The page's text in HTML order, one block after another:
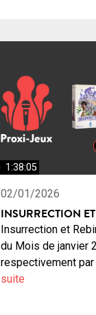
1:38:05
02/01/2026
INSURRECTION
Insurrection et
du Mois de janvier
respectivement
suite